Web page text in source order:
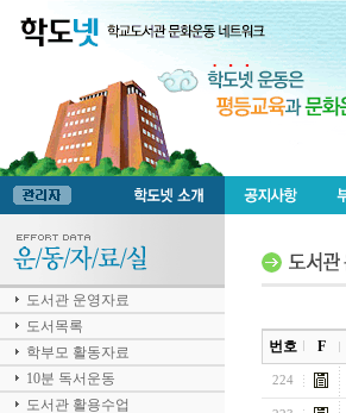
도서관 운영자료
도서목록
학부모 활동자료
10분 독서운동
도서관 활용수업
번호 F
224